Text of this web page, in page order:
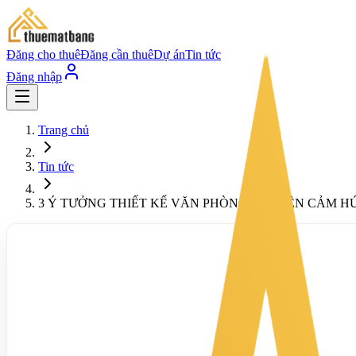
Đăng cho thuêĐăng cần thuêDự ánTin tức
Đăng nhập
Trang chủ
Tin tức
3 Ý TƯỞNG THIẾT KẾ VĂN PHÒNG TRUYỀN CẢM